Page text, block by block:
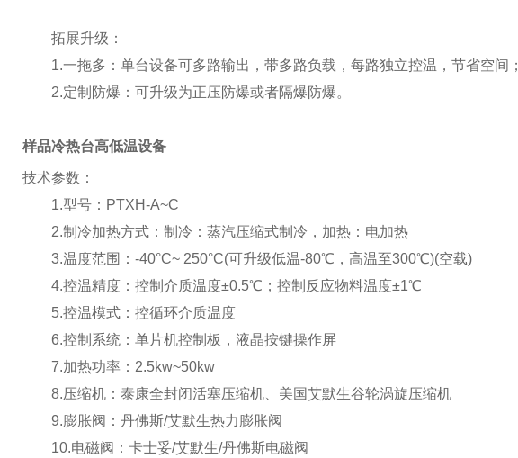
拓展升级：
1.一拖多：单台设备可多路输出，带多路负载，每路独立控温，节省空间；
2.定制防爆：可升级为正压防爆或者隔爆防爆。
样品冷热台高低温设备
技术参数：
1.型号：PTXH-A~C
2.制冷加热方式：制冷：蒸汽压缩式制冷，加热：电加热
3.温度范围：-40°C~ 250°C(可升级低温-80℃，高温至300℃)(空载)
4.控温精度：控制介质温度±0.5℃；控制反应物料温度±1℃
5.控温模式：控循环介质温度
6.控制系统：单片机控制板，液晶按键操作屏
7.加热功率：2.5kw~50kw
8.压缩机：泰康全封闭活塞压缩机、美国艾默生谷轮涡旋压缩机
9.膨胀阀：丹佛斯/艾默生热力膨胀阀
10.电磁阀：卡士妥/艾默生/丹佛斯电磁阀